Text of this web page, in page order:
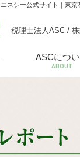
スシー公式サイト ｜東
税理士法人ASC /
ASCにつ
ABOUT